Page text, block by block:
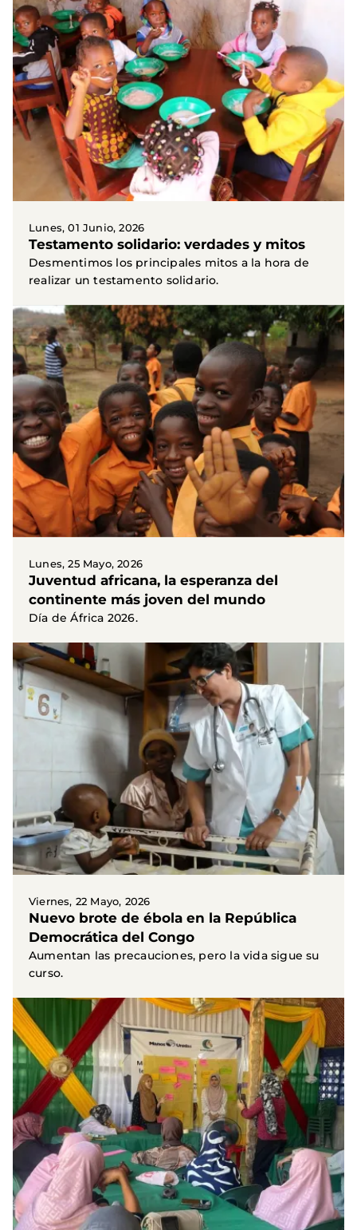
Lunes, 01 Junio, 2026
Testamento solidario: verdades y mitos
Desmentimos los principales mitos a la hora de
realizar un testamento solidario.
Lunes, 25 Mayo, 2026
Juventud africana, la esperanza del
continente más joven del mundo
Día de África 2026.
Viernes, 22 Mayo, 2026
Nuevo brote de ébola en la República
Democrática del Congo
Aumentan las precauciones, pero la vida sigue su
curso.